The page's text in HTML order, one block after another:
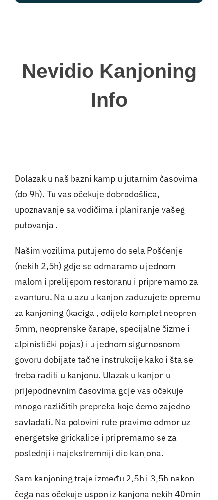
Nevidio Kanjoning
Info
Dolazak u naš bazni kamp u jutarnim časovima
(do 9h). Tu vas očekuje dobrodošlica,
upoznavanje sa vodičima i planiranje vašeg
putovanja .
Našim vozilima putujemo do sela Pošćenje
(nekih 2,5h) gdje se odmaramo u jednom
malom i prelijepom restoranu i pripremamo za
avanturu. Na ulazu u kanjon zaduzujete opremu
za kanjoning (kaciga , odijelo komplet neopren
5mm, neoprenske čarape, specijalne čizme i
alpinistički pojas) i u jednom sigurnosnom
govoru dobijate tačne instrukcije kako i šta se
treba raditi u kanjonu. Ulazak u kanjon u
prijepodnevnim časovima gdje vas očekuje
mnogo različitih prepreka koje ćemo zajedno
savladati. Na polovini rute pravimo odmor uz
energetske grickalice i pripremamo se za
poslednji i najekstremniji dio kanjona.
Sam kanjoning traje između 2,5h i 3,5h nakon
čega nas očekuje uspon iz kanjona nekih 40min